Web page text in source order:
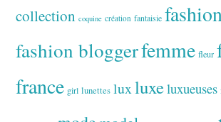
collection coquine création fantaisie
fashion bloggerfemme fleur
france girl lunettes luxluxeluxueuses